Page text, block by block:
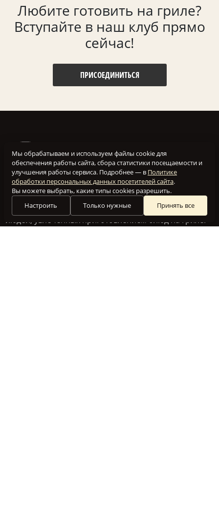
Любите готовить на гриле?
Вступайте в наш клуб прямо
сейчас!
ПРИСОЕДИНИТЬСЯ
Наш клуб создан для того, чтобы объединить вместе
людей, увлеченных приготовлением блюд на гриле.
Мы обрабатываем и используем файлы cookie для
обеспечения работы сайта, сбора статистики посещаемости и
улучшения работы сервиса. Подробнее — в Политике
обработки персональных данных посетителей сайта.
Вы можете выбрать, какие типы cookies разрешить.
Настроить
Только нужные Принять все